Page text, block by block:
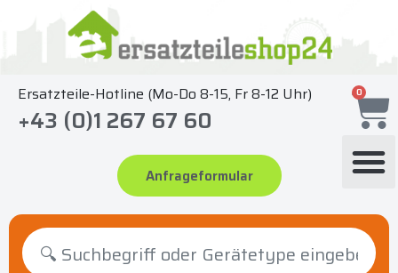
springen
Ersatzteile-Hotline (Mo-Do 8-15, Fr 8-12 Uhr)
+43 (0)1 267 67 60
Anfrageformular
0